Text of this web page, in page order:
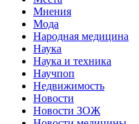
Мнения
Мода
Народная медицина
Наука
Наука и техника
Научпоп
Недвижимость
Новости
Новости ЗОЖ